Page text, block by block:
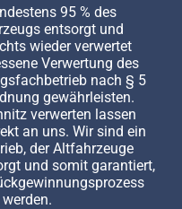
95 % des
entsorgt und
wieder verwertet
Verwertung des
nach § 5
gewährleisten.
verwerten lassen
an uns. Wir sind ein
der Altfahrzeuge
und somit garantiert,